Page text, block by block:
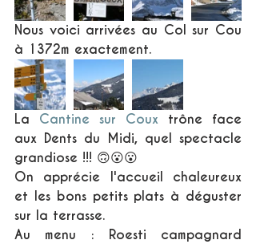
Nous voici arrivées au Col sur Cou
à 1372m exactement.
La Cantine sur Coux trône face
aux Dents du Midi, quel spectacle
grandiose !!! 🙃😮😮
On apprécie l'accueil chaleureux
et les bons petits plats à déguster
sur la terrasse.
Au menu : Roesti campagnard